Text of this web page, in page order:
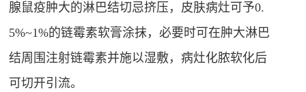
腺鼠疫肿大的淋巴结切忌挤压，皮肤病灶可予0.
5%~1%的链霉素软膏涂抹，必要时可在肿大淋巴
结周围注射链霉素并施以湿敷，病灶化脓软化后
可切开引流。